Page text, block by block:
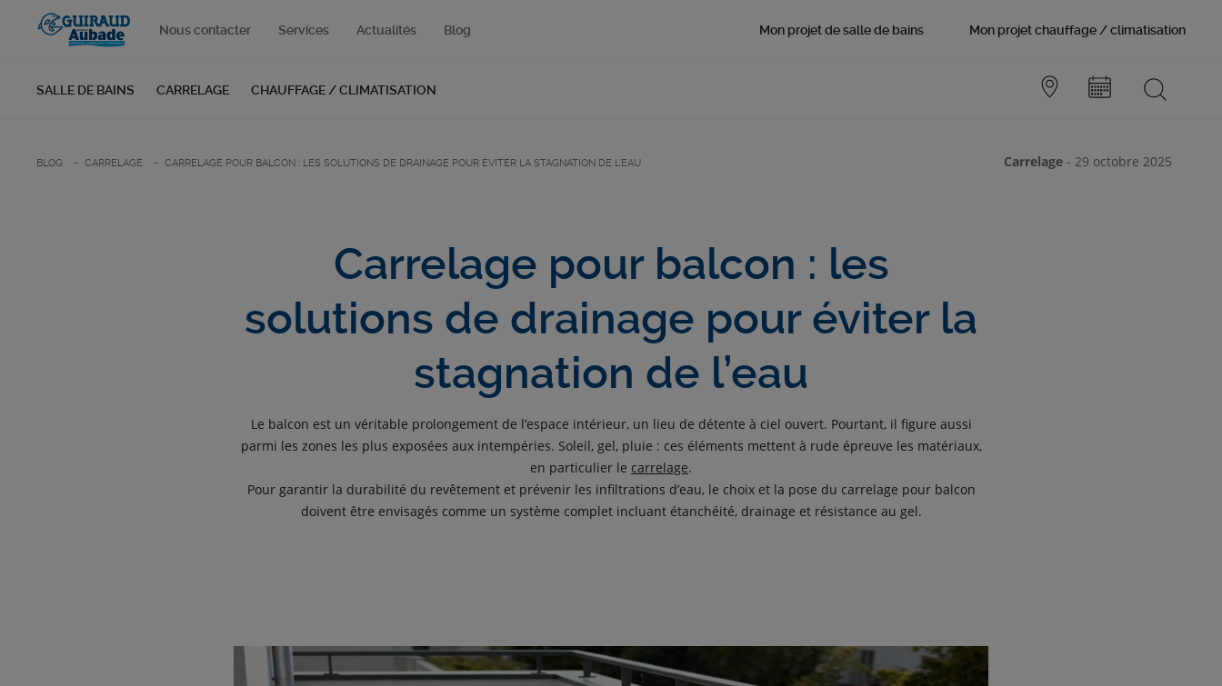
SALLE DE BAINS CARRELAGE CHAUFFAGE / CLIMATISATION
Mon projet de salle de bains Mon projet chauffage / climatisation
Nous contacter Services Actualités Blog
BLOG CARRELAGE CARRELAGE POUR BALCON : LES SOLUTIONS DE DRAINAGE POUR ÉVITER LA STAGNATION DE L’EAU Carrelage - 29 octobre 2025
Carrelage pour balcon : les
solutions de drainage pour éviter la
stagnation de l’eau
Le balcon est un véritable prolongement de l’espace intérieur, un lieu de détente à ciel ouvert. Pourtant, il figure aussi
parmi les zones les plus exposées aux intempéries. Soleil, gel, pluie : ces éléments mettent à rude épreuve les matériaux,
en particulier le carrelage.
Pour garantir la durabilité du revêtement et prévenir les infiltrations d’eau, le choix et la pose du carrelage pour balcon
doivent être envisagés comme un système complet incluant étanchéité, drainage et résistance au gel.